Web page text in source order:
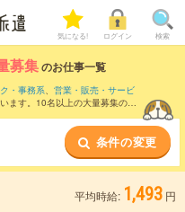
気になる! ログイン 検索
募集のお仕事一覧
・事務系、 営業・販売・サービ
ます。10名以上の大量募集の条
条件の変更
平均時給: 1,493 円